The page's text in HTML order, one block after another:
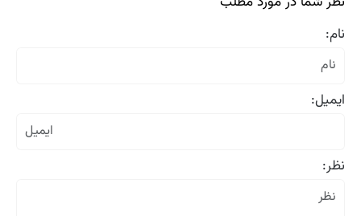
نام:
ایمیل:
نظر: